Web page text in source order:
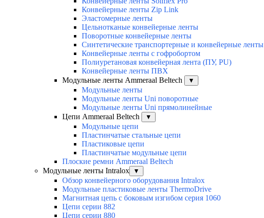
Конвейерные ленты Zip Link
Эластомерные ленты
Цельнотканые конвейерные ленты
Поворотные конвейерные ленты
Синтетические транспортерные и конвейерные ленты
Конвейерные ленты с гофробортом
Полиуретановая конвейерная лента (ПУ, PU)
Конвейерные ленты ПВХ
Модульные ленты Ammeraal Beltech
▼
Модульные ленты
Модульные ленты Uni поворотные
Модульные ленты Uni прямолинейные
Цепи Ammeraal Beltech
▼
Модульные цепи
Пластинчатые стальные цепи
Пластиковые цепи
Пластинчатые модульные цепи
Плоские ремни Ammeraal Beltech
Модульные ленты Intralox
▼
Обзор конвейерного оборудования Intralox
Модульные пластиковые ленты ThermoDrive
Магнитная цепь с боковым изгибом серия 1060
Цепи серии 882
Цепи серии 880